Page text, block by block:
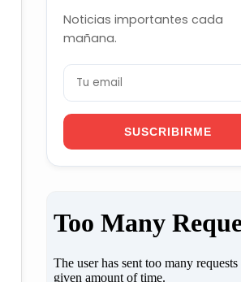
Noticias importantes cada
mañana.
SUSCRIBIRME